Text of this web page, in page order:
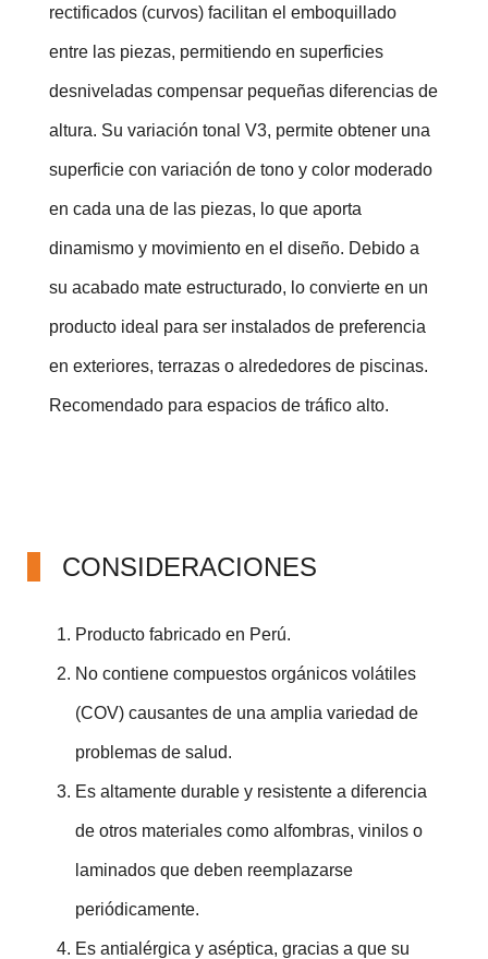
rectificados (curvos) facilitan el emboquillado
entre las piezas, permitiendo en superficies
desniveladas compensar pequeñas diferencias de
altura. Su variación tonal V3, permite obtener una
superficie con variación de tono y color moderado
en cada una de las piezas, lo que aporta
dinamismo y movimiento en el diseño. Debido a
su acabado mate estructurado, lo convierte en un
producto ideal para ser instalados de preferencia
en exteriores, terrazas o alrededores de piscinas.
Recomendado para espacios de tráfico alto.
CONSIDERACIONES
Producto fabricado en Perú.
No contiene compuestos orgánicos volátiles
(COV) causantes de una amplia variedad de
problemas de salud.
Es altamente durable y resistente a diferencia
de otros materiales como alfombras, vinilos o
laminados que deben reemplazarse
periódicamente.
Es antialérgica y aséptica, gracias a que su